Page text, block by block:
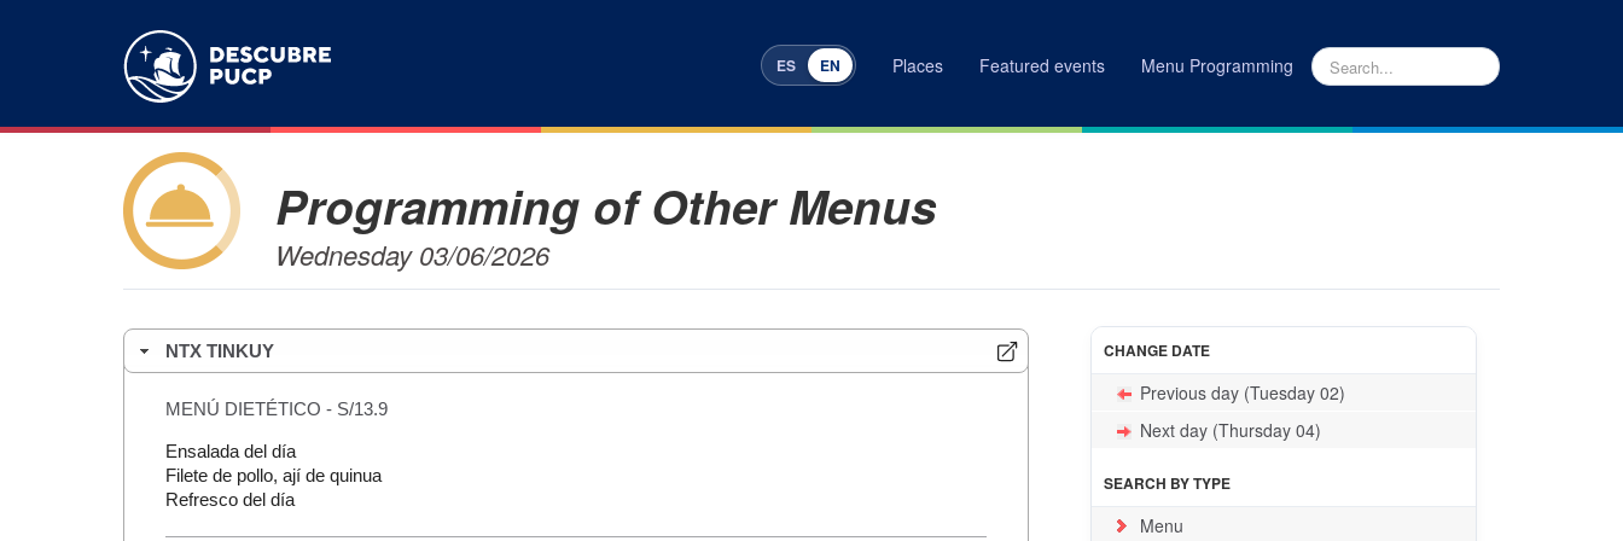
ES EN Places Featured events Menu Programming
INICIO | MENUS
Programming of Other Menus
Wednesday 03/06/2026
NTX TINKUY
MENÚ DIETÉTICO - S/13.9
Ensalada del día
Filete de pollo, ají de quinua
Refresco del día
CHANGE DATE
Previous day (Tuesday 02)
Next day (Thursday 04)
SEARCH BY TYPE
Menu